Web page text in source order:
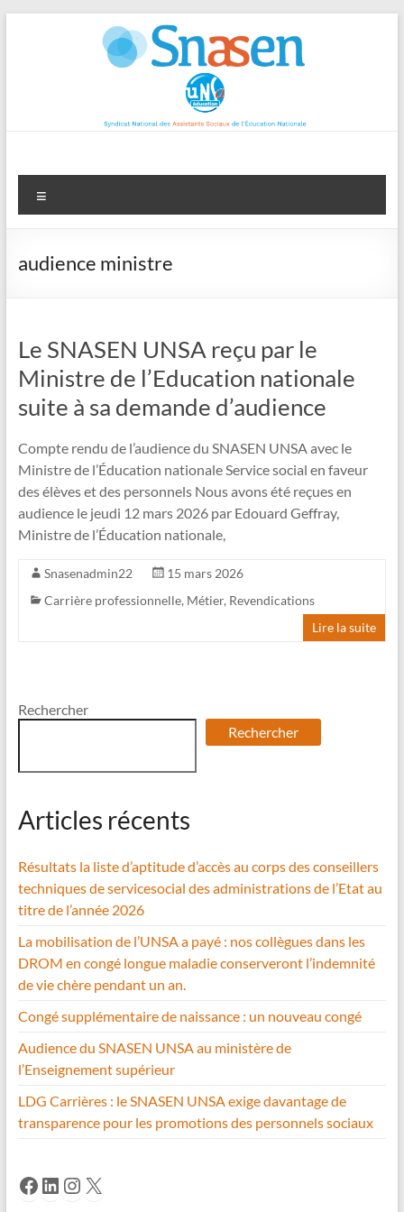
audience ministre
Le SNASEN UNSA reçu par le
Ministre de l’Education nationale
suite à sa demande d’audience
Compte rendu de l’audience du SNASEN UNSA avec le
Ministre de l’Éducation nationale Service social en faveur
des élèves et des personnels Nous avons été reçues en
audience le jeudi 12 mars 2026 par Edouard Geffray,
Ministre de l’Éducation nationale,
Snasenadmin22
15 mars 2026
Carrière professionnelle, Métier, Revendications
Lire la suite
Rechercher
Rechercher
Articles récents
Résultats la liste d’aptitude d’accès au corps des conseillers
techniques de servicesocial des administrations de l’Etat au
titre de l’année 2026
La mobilisation de l’UNSA a payé : nos collègues dans les
DROM en congé longue maladie conserveront l’indemnité
de vie chère pendant un an.
Congé supplémentaire de naissance : un nouveau congé
Audience du SNASEN UNSA au ministère de
l’Enseignement supérieur
LDG Carrières : le SNASEN UNSA exige davantage de
transparence pour les promotions des personnels sociaux
Facebook
LinkedIn
Instagram
X